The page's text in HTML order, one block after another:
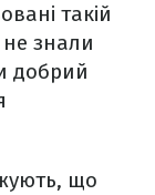
такій
знали
добрий
що